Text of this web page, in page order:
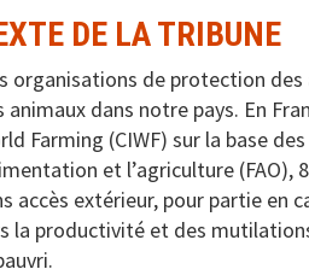
DE LA TRIBUNE
organisations de protection des
animaux dans notre pays. En
Farming (CIWF) sur la base
et l’agriculture (FAO),
accès extérieur, pour partie en
la productivité et des